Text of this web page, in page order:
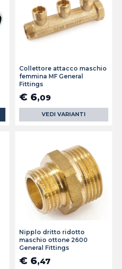
Collettore attacco maschio
femmina MF General
Fittings
€ 6,09
VEDI VARIANTI
Nipplo dritto ridotto
maschio ottone 2600
General Fittings
€ 6,47